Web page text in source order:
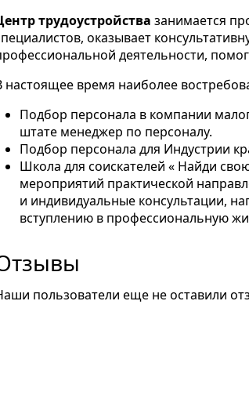
трудоустройства занимается
оказывает
деятельности,
настоящее время наиболее
Подбор персонала в компании
штате менеджер по персоналу.
Подбор персонала для Индустрии
Школа для соискателей « Найди
мероприятий практической
и индивидуальные консультации,
вступлению в профессиональную
пользователи еще не оставили